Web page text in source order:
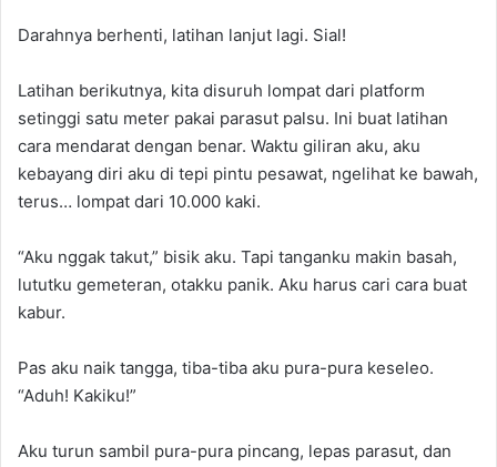
Darahnya berhenti, latihan lanjut lagi. Sial!
Latihan berikutnya, kita disuruh lompat dari platform
setinggi satu meter pakai parasut palsu. Ini buat latihan
cara mendarat dengan benar. Waktu giliran aku, aku
kebayang diri aku di tepi pintu pesawat, ngelihat ke bawah,
terus… lompat dari 10.000 kaki.
“Aku nggak takut,” bisik aku. Tapi tanganku makin basah,
lututku gemeteran, otakku panik. Aku harus cari cara buat
kabur.
Pas aku naik tangga, tiba-tiba aku pura-pura keseleo.
“Aduh! Kakiku!”
Aku turun sambil pura-pura pincang, lepas parasut, dan